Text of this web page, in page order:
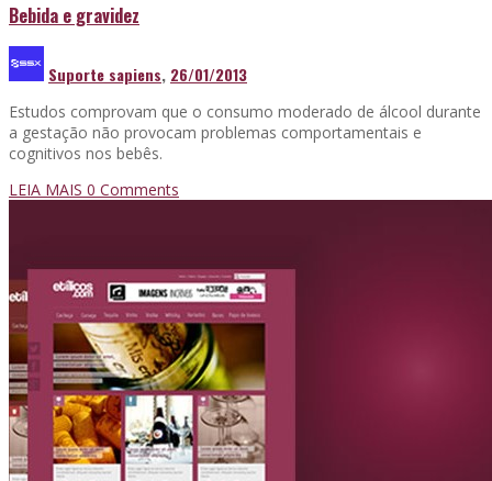
Bebida e gravidez
Suporte sapiens, 26/01/2013
Estudos comprovam que o consumo moderado de álcool durante
a gestação não provocam problemas comportamentais e
cognitivos nos bebês.
LEIA MAIS 0 Comments